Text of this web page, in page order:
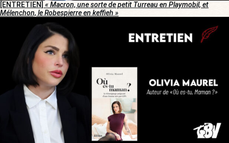
[ENTRETIEN] « Macron, une sorte de petit Turreau en Playmobil, et
Mélenchon, le Robespierre en keffieh »